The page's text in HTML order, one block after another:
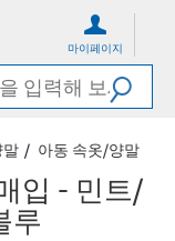
마이페이지
말 아동 속옷/양말
입 - 민트/
루